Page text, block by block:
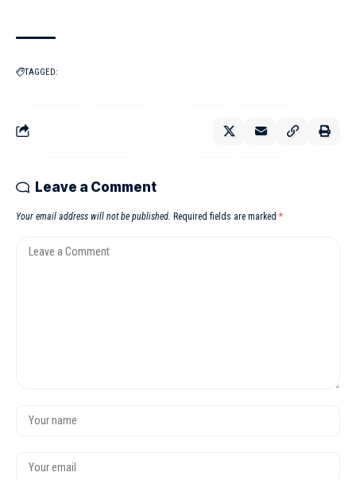
TAGGED:
Leave a Comment
Your email address will not be published. Required fields are marked *